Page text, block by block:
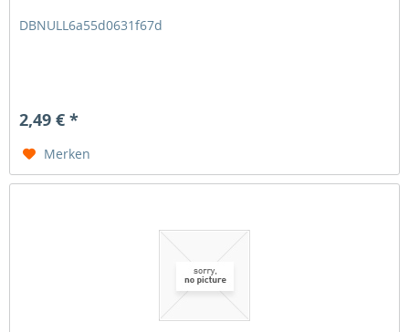
DBNULL6a55d0631f67d
2,49 € *
Merken